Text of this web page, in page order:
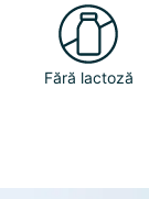
Fără lactoză